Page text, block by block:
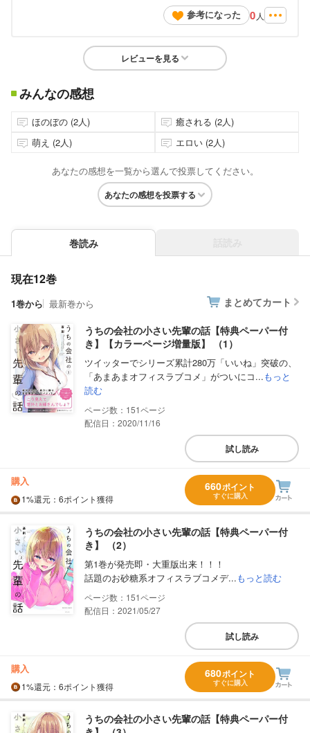
参考になった
0 人
レビューを見る
みんなの感想
ほのぼの (2人)
癒される (2人)
萌え (2人)
エロい (2人)
あなたの感想を一覧から選んで投票してください。
あなたの感想を投票する
巻読み
現在12巻
1巻から 最新巻から まとめてカート
うちの会社の小さい先輩の話【特典ペーパー付
き】【カラーページ増量版】 （1）
ツイッターでシリーズ累計280万「いいね」突破の、
「あまあまオフィスラブコメ」がついにコ...もっと
読む
151
配信日：2020/11/16
試し読み
購入
1%還元 ：6ポイント獲得
660ポイント
すぐに購入
うちの会社の小さい先輩の話【特典ペーパー付
き】 （2）
第1巻が発売即・大重版出来！！！
話題のお砂糖系オフィスラブコメデ...もっと読む
151
配信日：2021/05/27
試し読み
購入
1%還元 ：6ポイント獲得
680ポイント
すぐに購入
うちの会社の小さい先輩の話【特典ペーパー付